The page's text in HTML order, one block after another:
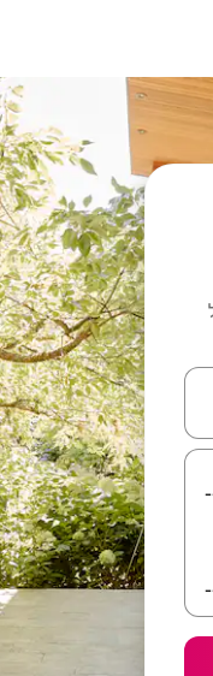
ולמטה או לעיין בעזרת